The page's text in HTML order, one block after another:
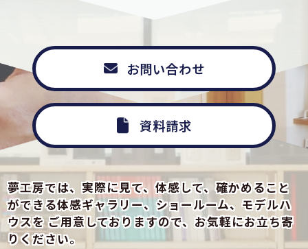
お問い合わせ
資料請求
夢工房では、実際に見て、体感して、確かめること
ができる体感ギャラリー、ショールーム、モデルハ
ウスをご用意しておりますので、お気軽にお立ち寄
りください。